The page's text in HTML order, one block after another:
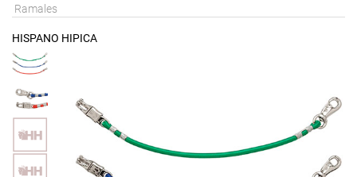
Ramales
HISPANO HIPICA